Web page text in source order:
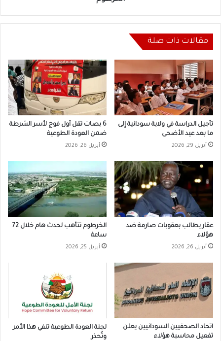
مقالات ذات صلة
تأجيل الدراسة في ولاية سودانية إلى
ما بعد عيد الأضحى
أبريل 29, 2026
6 بصات تقل أول فوج لأسر الشرطة
ضمن العودة الطوعية
أبريل 26, 2026
عقار يطالب بعقوبات صارمة ضد
هؤلاء
أبريل 26, 2026
الخرطوم تتأهب لحدث هام خلال 72
ساعة
أبريل 25, 2026
اتحاد الصحفيين السودانيين يعلن
تفعيل محاسبة هؤلاء
لجنة العودة الطوعية تنفي هذا الأمر
وتُحذر